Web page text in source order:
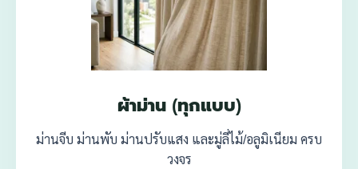
ผ้าม่าน (ทุกแบบ)
ม่านจีบ ม่านพับ ม่านปรับแสง และมู่ลี่ไม้/อลูมิเนียม ครบ
วงจร